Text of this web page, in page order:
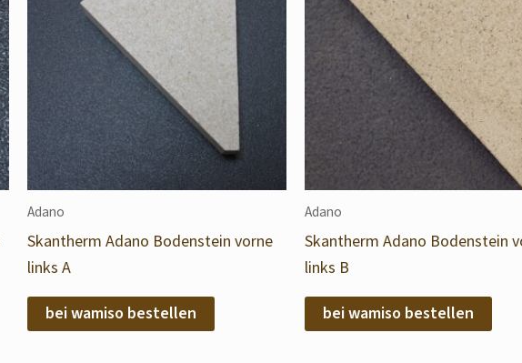
Adano
Skantherm Adano Bodenstein vorne
links A
bei wamiso bestellen
Adano
Skantherm Adano Bodenstein
links B
bei wamiso bestellen